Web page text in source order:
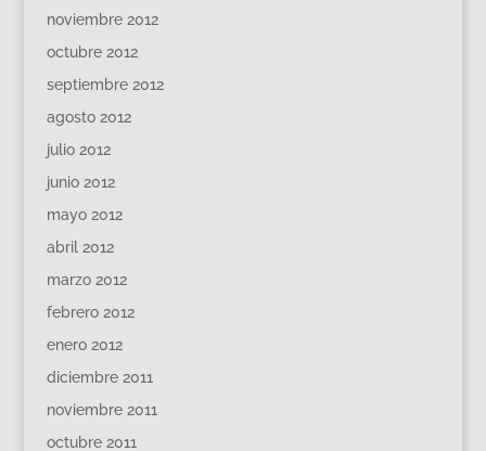
noviembre 2012
octubre 2012
septiembre 2012
agosto 2012
julio 2012
junio 2012
mayo 2012
abril 2012
marzo 2012
febrero 2012
enero 2012
diciembre 2011
noviembre 2011
octubre 2011